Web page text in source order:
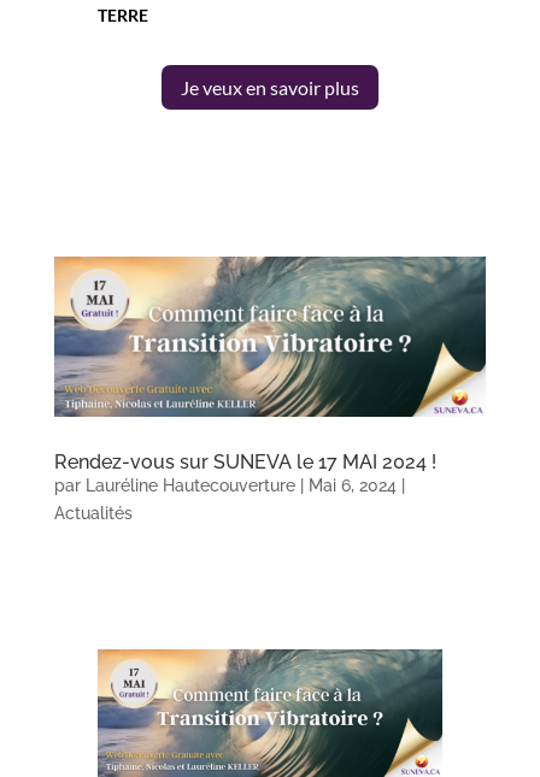
TERRE
Je veux en savoir plus
Rendez-vous sur SUNEVA le 17 MAI 2024 !
par Lauréline Hautecouverture| Mai 6, 2024
Actualités